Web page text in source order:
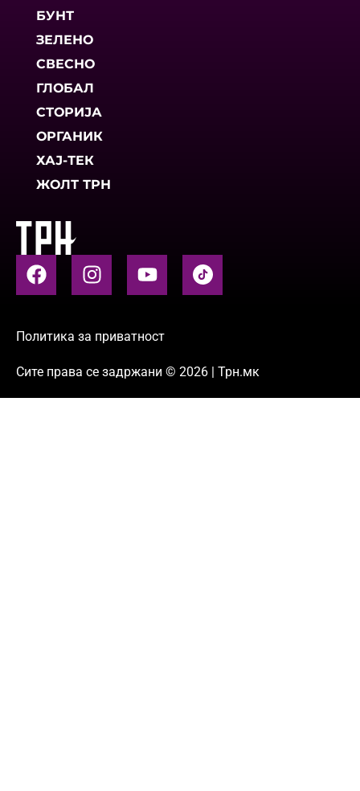
БУНТ
ЗЕЛЕНО
СВЕСНО
ГЛОБАЛ
СТОРИЈА
ОРГАНИК
ХАЈ-ТЕК
ЖОЛТ ТРН
Политика за приватност
Сите права се задржани © 2026 | Трн.мк